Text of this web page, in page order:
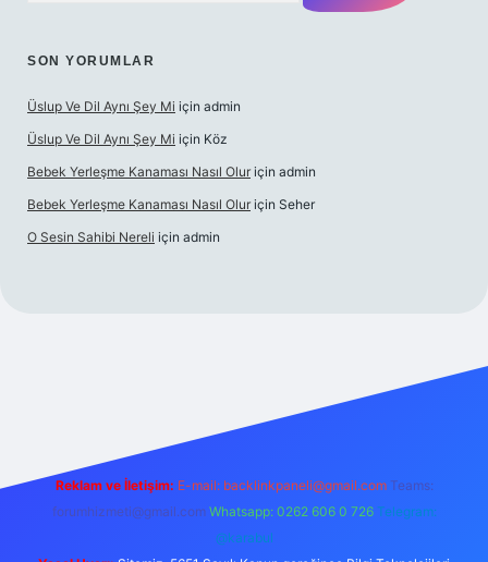
SON YORUMLAR
Üslup Ve Dil Aynı Şey Mi için admin
Üslup Ve Dil Aynı Şey Mi için Köz
Bebek Yerleşme Kanaması Nasıl Olur için admin
Bebek Yerleşme Kanaması Nasıl Olur için Seher
O Sesin Sahibi Nereli için admin
Reklam ve İletişim: E-mail: backlinkpaneli@gmail.com Teams:
forumhizmeti@gmail.com Whatsapp: 0262 606 0 726 Telegram:
@karabul